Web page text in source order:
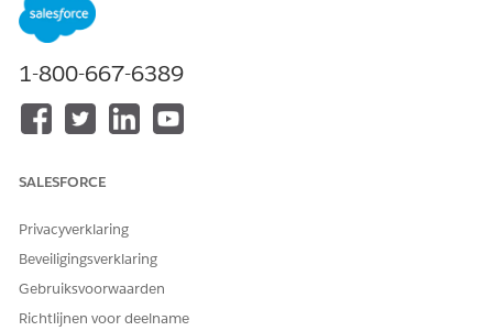
Knowledge-artikelnummer
005321560
1-800-667-6389
SALESFORCE
Privacyverklaring
Beveiligingsverklaring
Gebruiksvoorwaarden
Richtlijnen voor deelname